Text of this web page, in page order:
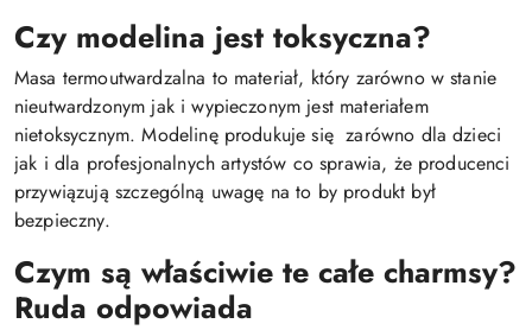
Czy modelina jest toksyczna?
Masa termoutwardzalna to materiał, który zarówno w stanie
nieutwardzonym jak i wypieczonym jest materiałem
nietoksycznym. Modelinę produkuje się zarówno dla dzieci
jak i dla profesjonalnych artystów co sprawia, że producenci
przywiązują szczególną uwagę na to by produkt był
bezpieczny.
Czym są właściwie te całe charmsy?
Ruda odpowiada